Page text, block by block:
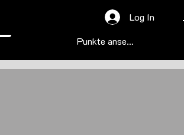
Log In
Punkte ansehen